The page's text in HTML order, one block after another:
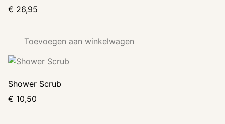
€ 26,95
Toevoegen aan winkelwagen
Shower Scrub
€ 10,50